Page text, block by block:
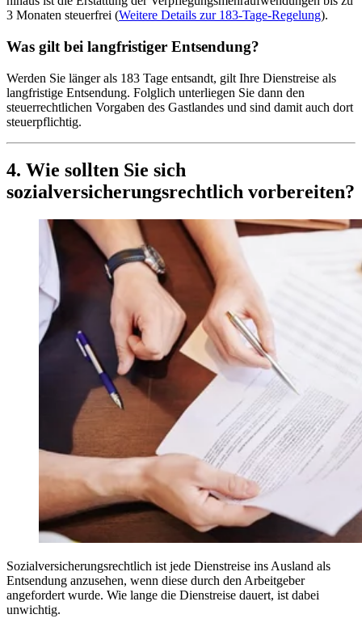
3 Monaten steuerfrei (Weitere Details zur 183-Tage-Regelung).
Was gilt bei langfristiger Entsendung?
Werden Sie länger als 183 Tage entsandt, gilt Ihre Dienstreise als
langfristige Entsendung. Folglich unterliegen Sie dann den
steuerrechtlichen Vorgaben des Gastlandes und sind damit auch dort
steuerpflichtig.
4. Wie sollten Sie sich
sozialversicherungsrechtlich vorbereiten?
Sozialversicherungsrechtlich ist jede Dienstreise ins Ausland als
Entsendung anzusehen, wenn diese durch den Arbeitgeber
angefordert wurde. Wie lange die Dienstreise dauert, ist dabei
unwichtig.